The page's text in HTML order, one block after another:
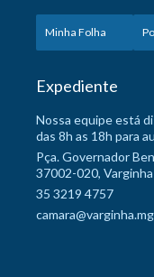
Minha Folha
Expediente
Nossa equipe está
das 8h as 18h para
Pça. Governador
37002-020,
35 3219 4757